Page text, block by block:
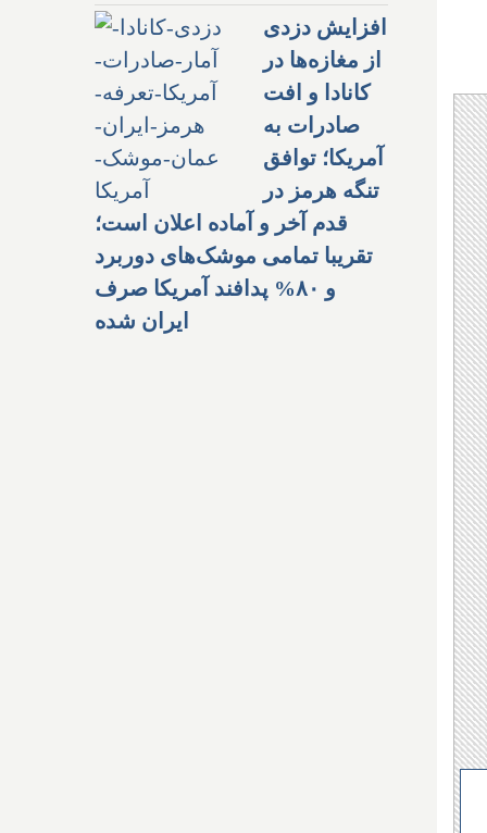
افزایش دزدی
از مغازه‌ها در
کانادا و افت
صادرات به
آمریکا؛ توافق
تنگه هرمز در
قدم آخر و آماده اعلان است؛
تقریبا تمامی موشک‌های دوربرد
و ۸۰% پدافند آمریکا صرف
ایران شده